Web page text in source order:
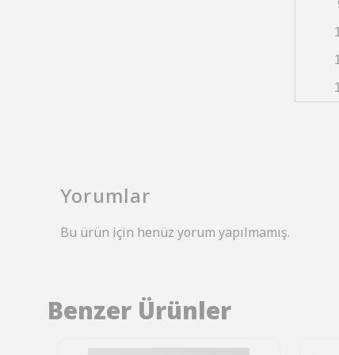
Yorumlar
Bu ürün için henüz yorum yapılmamış.
Benzer Ürünler